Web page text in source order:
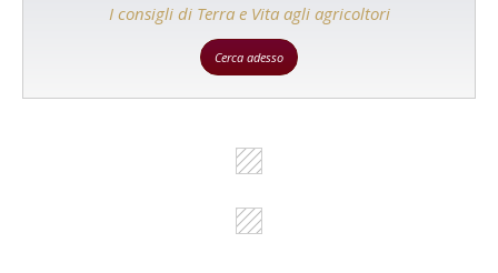
I consigli di Terra e Vita agli agricoltori
Cerca adesso